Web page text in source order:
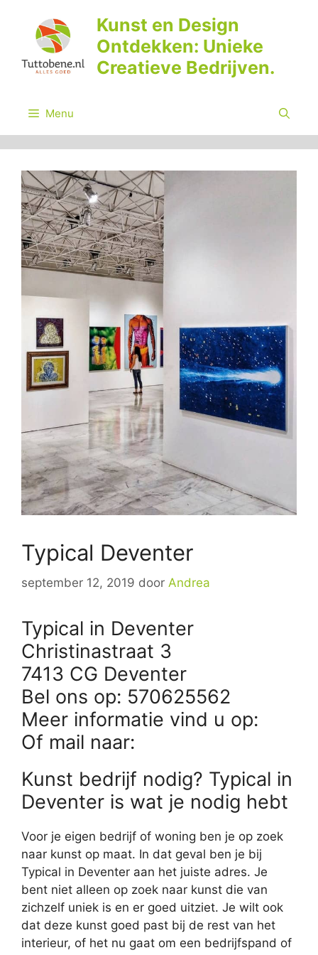
inhoud
Kunst en Design
Ontdekken: Unieke
Creatieve Bedrijven.
Menu
Typical Deventer
september 12, 2019 door Andrea
Typical in Deventer
Christinastraat 3
7413 CG Deventer
Bel ons op: 570625562
Meer informatie vind u op:
Of mail naar:
Kunst bedrijf nodig? Typical in
Deventer is wat je nodig hebt
Voor je eigen bedrijf of woning ben je op zoek
naar kunst op maat. In dat geval ben je bij
Typical in Deventer aan het juiste adres. Je
bent niet alleen op zoek naar kunst die van
zichzelf uniek is en er goed uitziet. Je wilt ook
dat deze kunst goed past bij de rest van het
interieur, of het nu gaat om een bedrijfspand of